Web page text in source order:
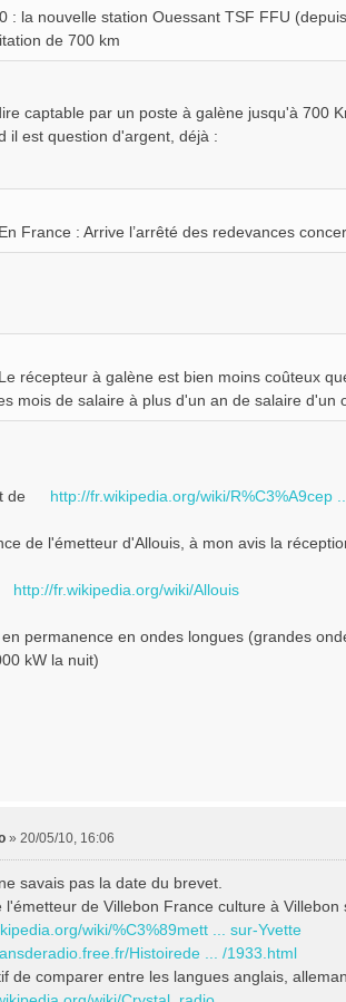
: la nouvelle station Ouessant TSF FFU
de 700 km
captable par un poste à galène jusqu'à 700
il est question d'argent, déjà :
France : Arrive l’arrêté des redevances
récepteur à galène est bien moins coûteux
mois de salaire à plus d'un an de salaire d'un
de http://fr.wikipedia.org/wiki/R%C3%A9cep
de l'émetteur d'Allouis, à mon avis la
http://fr.wikipedia.org/wiki/Allouis
permanence en ondes longues (grandes
kW la nuit)
» 20/05/10, 16:06
savais pas la date du brevet.
l'émetteur de Villebon France culture à Villebon
wiki/%C3%89mett ... sur-Yvette
Histoirede ... /1933.html
de comparer entre les langues anglais,